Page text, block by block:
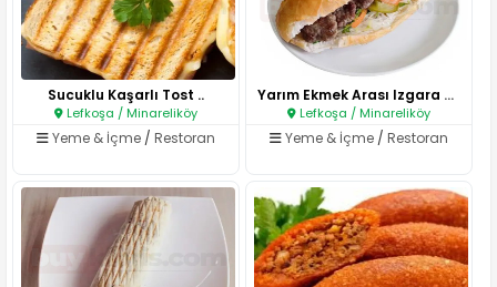
Sucuklu Kaşarlı Tost ..
Lefkoşa / Minareliköy
Yeme & İçme / Restoran
Yarım Ekmek Arası Izgara Köfte..
Lefkoşa / Minareliköy
Yeme & İçme /Restoran